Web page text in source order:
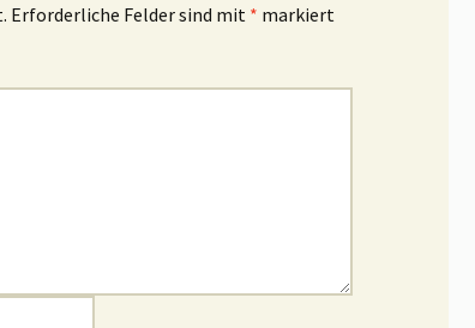
Erforderliche Felder sind mit * markiert